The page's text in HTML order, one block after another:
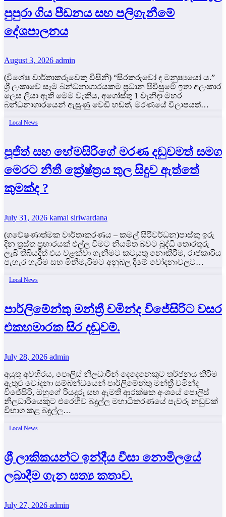
පුපුරා ගිය පීඩනය සහ පලිගැනීමේ
දේශපාලනය
August 3, 2026 admin
(විශේෂ වාර්තාකරුවෙකු විසිනි) “සිරකරුවෝ ද මනුෂ්‍යයෝ ය.”
ශ්‍රී ලංකාවේ සෑම බන්ධනාගාරයකම ප්‍රධාන පිවිසුමේ ඉතා අලංකාර
ලෙස ලියා ඇති මෙම වැකිය, අගෝස්තු 1 වැනිදා මහර
බන්ධනාගාරයෙන් ඇසුණු වෙඩි හඬත්, මරණයේ විලාපයත්…
Local News
පූජිත් සහ හේමසිරිගේ මරණ දඩුවමත් සමග
මෙරට නීතී ක්‍රේෂ්ත්‍රය තුල සිදුව ඇත්තේ
කුමක්ද ?
July 31, 2026 kamal siriwardana
(ගවේෂණාත්මක වාර්තාකරණය – කමල් සිරිවර්ධන)පාස්කු ඉරු
දින ත්‍රස්ත ප්‍රහාරයක් එල්ල වීමට නියමිත බවට බුද්ධි තොරතුරු
ලැබී තිබියදීත් එය වළක්වා ගැනීමට කටයුතු නොකිරීම, රාජකාරිය
පැහැර හැරීම සහ මිනීමැරීමට අනුබල දීමේ චෝදනාවලට…
Local News
පාර්ලිමේන්තු මන්ත්‍රී චමින්ද විජේසිරිට වසර
එකහමාරක සිර දඬුවම්.
July 28, 2026 admin
අයුතු අවහිරය, පොලිස් නිලධාරීන් දෙදෙනෙකුට තර්ජනය කිරීම
ඇතුළු චෝදනා සම්බන්ධයෙන් පාර්ලිමේන්තු මන්ත්‍රී චමින්ද
විජේසිරි, ඔහුගේ රියදුරු සහ ඇමති ආරක්ෂක අංශයේ පොලිස්
නිලධාරියෙකුට එරෙහිව බදුල්ල මහාධිකරණයේ පැවරූ නඩුවක්
විභාග කළ බදුල්ල…
Local News
ශ්‍රී ලාකිකයන්ට ඉන්දීය වීසා නොමිලයේ
ලබාදීම ගැන සත්‍ය කතාව.
July 27, 2026 admin